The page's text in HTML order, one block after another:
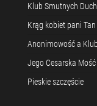
Klub Smutnych
Krąg kobiet pani Tan
Anonimowość a
Jego Cesarska Mość
Pieskie szczęście